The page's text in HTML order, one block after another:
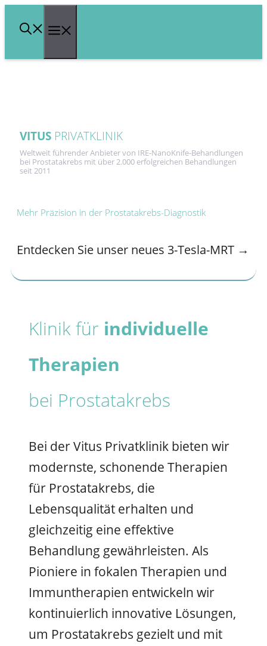
Inhalt
springen
VITUS PRIVATKLINIK
Weltweit führender Anbieter von IRE-NanoKnife-Behandlungen
bei Prostatakrebs mit über 2.000 erfolgreichen Behandlungen
seit 2011
Mehr Präzision in der Prostatakrebs-Diagnostik
Entdecken Sie unser neues 3-Tesla-MRT →
Klinik für individuelle
Therapien
bei Prostatakrebs
Bei der Vitus Privatklinik bieten wir
modernste, schonende Therapien
für Prostatakrebs, die
Lebensqualität erhalten und
gleichzeitig eine effektive
Behandlung gewährleisten. Als
Pioniere in fokalen Therapien und
Immuntherapien entwickeln wir
kontinuierlich innovative Lösungen,
um Prostatakrebs gezielt und mit